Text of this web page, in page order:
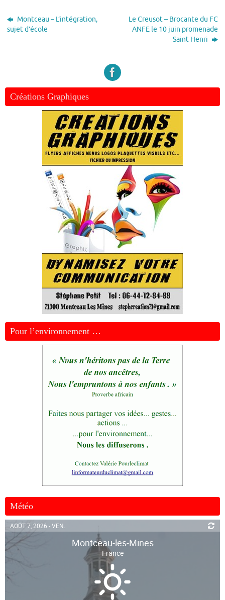
Montceau – L’intégration,
sujet d’école
Le Creusot – Brocante du FC
ANFE le 10 juin promenade
Saint Henri
Créations Graphiques
Pour l’environnement …
Météo
AOÛT 7, 2026 - VEN.
Montceau-les-Mines
France